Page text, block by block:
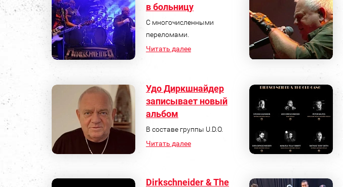
в больницу
С многочисленными
переломами.
Читать далее
Удо Диркшнайдер
записывает новый
альбом
В составе группы U.D.O.
Читать далее
Dirkschneider & The